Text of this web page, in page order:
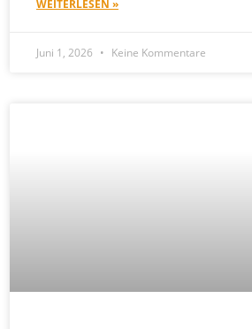
WEITERLESEN »
Juni 1, 2026 Keine Kommentare